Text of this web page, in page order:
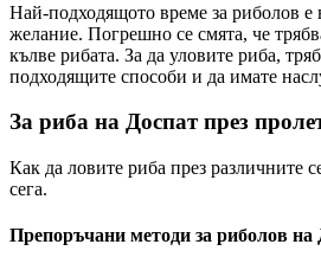
Най-подходящото време за риболов е
желание. Погрешно се смята, че
кълве рибата. За да уловите риба,
подходящите способи и да имате
За риба на Доспат през
Как да ловите риба през различните
сега.
Препоръчани методи за риболов на